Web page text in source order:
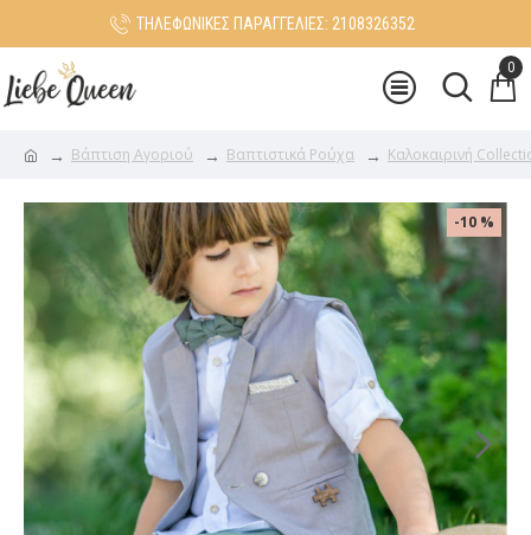
ΤΗΛΕΦΩΝΙΚΕΣ ΠΑΡΑΓΓΕΛΙΕΣ: 2108326352
0
Βάπτιση Αγοριού Βαπτιστικά Ρούχα Καλοκαιρινή
-10 %